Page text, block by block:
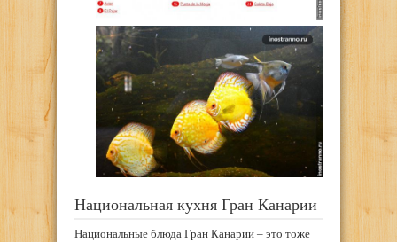
Национальная кухня Гран Канарии
Национальные блюда Гран Канарии – это тоже